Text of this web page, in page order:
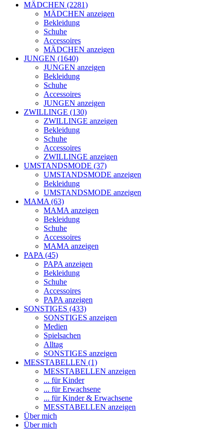
MÄDCHEN (2281)
MÄDCHEN anzeigen
Bekleidung
Schuhe
Accessoires
MÄDCHEN anzeigen
JUNGEN (1640)
JUNGEN anzeigen
Bekleidung
Schuhe
Accessoires
JUNGEN anzeigen
ZWILLINGE (130)
ZWILLINGE anzeigen
Bekleidung
Schuhe
Accessoires
ZWILLINGE anzeigen
UMSTANDSMODE (37)
UMSTANDSMODE anzeigen
Bekleidung
UMSTANDSMODE anzeigen
MAMA (63)
MAMA anzeigen
Bekleidung
Schuhe
Accessoires
MAMA anzeigen
PAPA (45)
PAPA anzeigen
Bekleidung
Schuhe
Accessoires
PAPA anzeigen
SONSTIGES (433)
SONSTIGES anzeigen
Medien
Spielsachen
Alltag
SONSTIGES anzeigen
MESSTABELLEN (1)
MESSTABELLEN anzeigen
... für Kinder
... für Erwachsene
... für Kinder & Erwachsene
MESSTABELLEN anzeigen
Über mich
Über mich